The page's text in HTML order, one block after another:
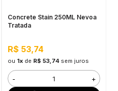
Concrete Stain 250ML Nevoa
Tratada
R$ 53,74
ou 1xde R$ 53,74 sem juros
- +